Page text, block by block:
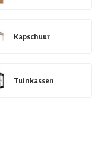
Kapschuur
Tuinkassen